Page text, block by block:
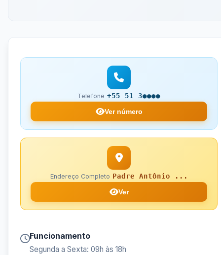
Telefone +55 51 3●●●●
Ver número
Endereço Completo Padre Antônio ...
Ver
Funcionamento
Segunda a Sexta: 09h às 18h